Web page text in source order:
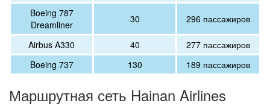
Boeing 787
Dreamliner
30 296 пассажиров
Airbus A330 40
277 пассажиров
Boeing 737
130 189 пассажиров
Маршрутная сеть Hainan Airlines